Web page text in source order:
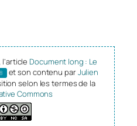
Document long : Le
et son contenu parJulien
selon les termes de la
Commons